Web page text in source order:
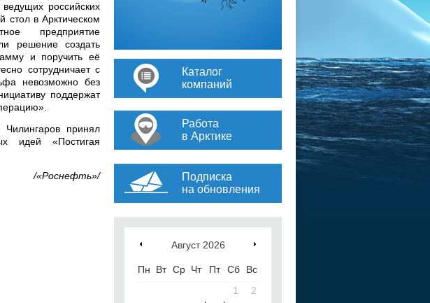
российских
в Арктическом
предприятие
решение создать
и поручить её
сотрудничает с
невозможно без
поддержат
Чилингаров принял
идей «Постигая
/«Роснефть»/
Каталог
компаний
Работа
в Арктике
Подписка
на обновления
Август 2026
Пн Вт Ср Чт Пт Сб
Вс
1
2